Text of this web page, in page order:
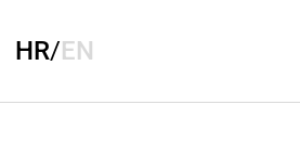
HR/EN